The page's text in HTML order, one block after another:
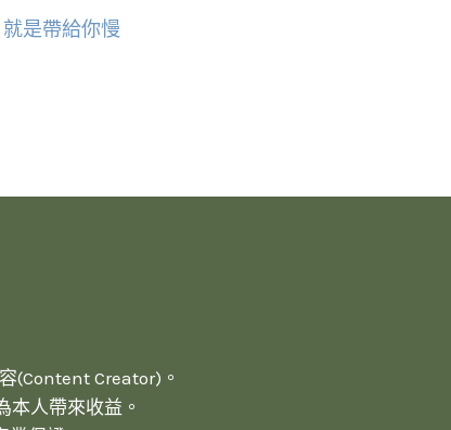
就是帶給你慢
(Content Creator)。
本人帶來收益。